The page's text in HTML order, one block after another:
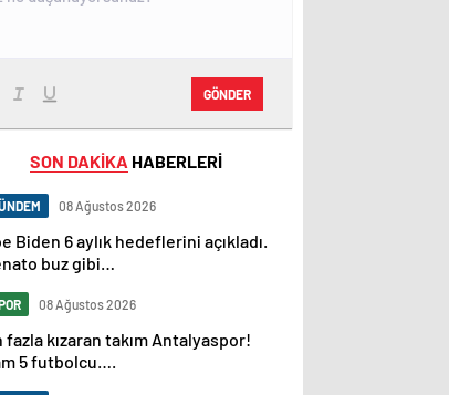
GÖNDER
SON DAKİKA HABERLERİ
08 Ağustos 2026
Biden 6 aylık hedeflerini açıkladı.
buz gibi…
08 Ağustos 2026
fazla kızaran takım Antalyaspor!
5 futbolcu….